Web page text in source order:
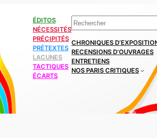
ÉDITOS
NÉCESSITÉS
PRÉCIPITÉS
PRÉTEXTES
LACUNES
TACTIQUES
ÉCARTS
Rechercher
CHRONIQUES
RECENSIONS D’OUVRAGES
ENTRETIENS
NOS PARIS CRITIQUES